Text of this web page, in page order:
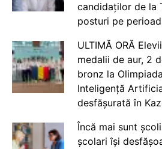
candidaților de la
posturi pe
ULTIMĂ ORĂ
medalii de aur, 2
bronz la
Inteligență
desfășurată în
Încă mai sunt
școlari își